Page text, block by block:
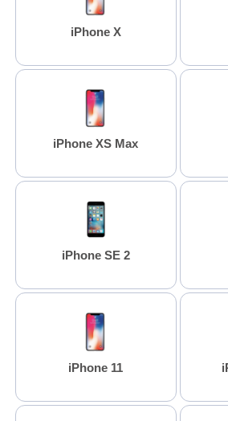
iPhone X
iPhone XS Max
iPhone SE 2
iPhone 11